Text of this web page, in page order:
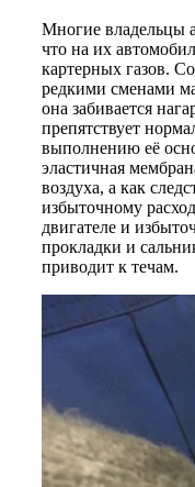
Многие владельцы
что на их
картерных газов.
редкими сменами
она забивается
препятствует
выполнению её
эластичная
воздуха, а как
избыточному
двигателе и
прокладки и
приводит к течам.